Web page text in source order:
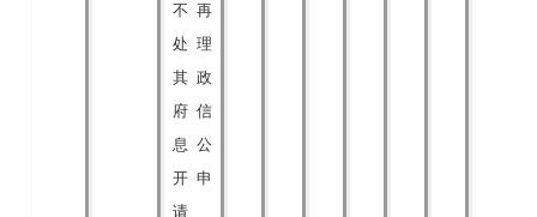
不再
处理
其政
府信
息公
开申
请